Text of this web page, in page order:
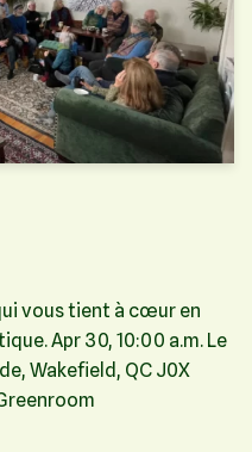
vous tient à cœur en
Apr 30, 10:00 a.m. Le
Wakefield, QC J0X